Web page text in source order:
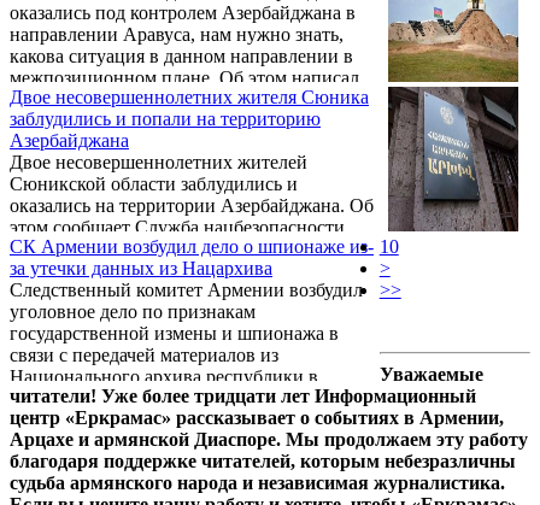
оказались под контролем Азербайджана в
направлении Аравуса, нам нужно знать,
какова ситуация в данном направлении в
межпозиционном плане. Об этом написал
на своей странице в Facebook
оппозиционный депутат Тигран Абрамян.
Двое несовершеннолетних жителя Сюника
заблудились и попали на территорию
Азербайджана
Двое несовершеннолетних жителей
Сюникской области заблудились и
оказались на территории Азербайджана. Об
этом сообщает Служба нацбезопасности
Армении.
СК Армении возбудил дело о шпионаже из-
за утечки данных из Нацархива
Следственный комитет Армении возбудил
уголовное дело по признакам
государственной измены и шпионажа в
связи с передачей материалов из
Национального архива республики в
Азербайджан. Об этом сообщает издание
PastInfo со ссылкой на СК.
10
>
>>
Уважаемые
читатели! Уже более тридцати лет Информационный
центр «Еркрамас» рассказывает о событиях в Армении,
Арцахе и армянской Диаспоре. Мы продолжаем эту работу
благодаря поддержке читателей, которым небезразличны
судьба армянского народа и независимая журналистика.